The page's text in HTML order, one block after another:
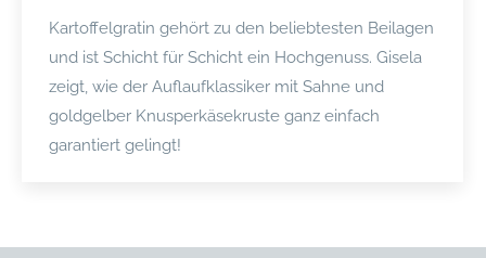
Kartoffelgratin gehört zu den beliebtesten Beilagen
und ist Schicht für Schicht ein Hochgenuss. Gisela
zeigt, wie der Auflaufklassiker mit Sahne und
goldgelber Knusperkäsekruste ganz einfach
garantiert gelingt!